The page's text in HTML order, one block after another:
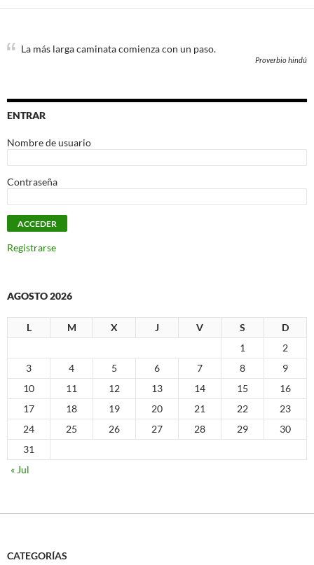
La más larga caminata comienza con un paso.
Proverbio hindú
ENTRAR
Nombre de usuario
Contraseña
Registrarse
AGOSTO 2026
L M X J V S
D
1
2
3
4 5 6 7 8
9
10
11 12 13 14 15
16
17
18 19 20 21 22
23
24
25 26 27 28 29
30
31
« Jul
CATEGORÍAS